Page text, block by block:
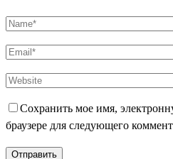
Сохранить мое имя,
браузере для следующего